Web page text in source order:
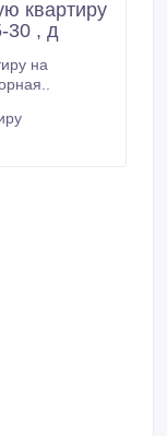
квартиру
30 , д
на
25-30 , договорная..